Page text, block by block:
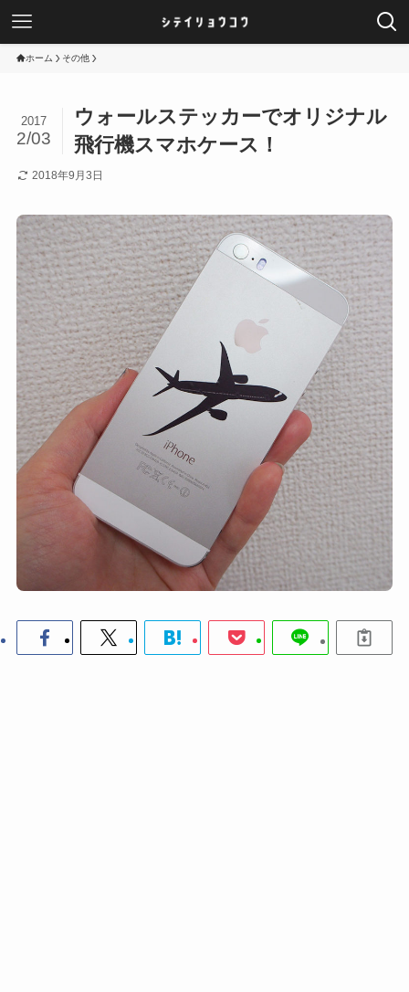
ホーム その他
ウォールステッカーでオリジナル
飛行機スマホケース！
2017
2/03
2018年9月3日